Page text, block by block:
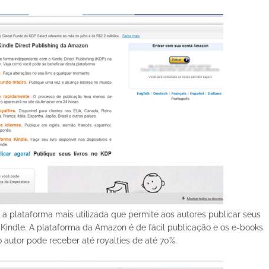
a plataforma mais utilizada que permite aos autores publicar seus
A plataforma da Amazon é de fácil publicação e os e-books
pode receber até royalties de até 70%.